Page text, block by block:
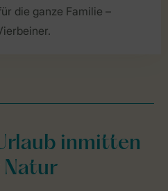
die ganze Familie –
inmitten
Natur